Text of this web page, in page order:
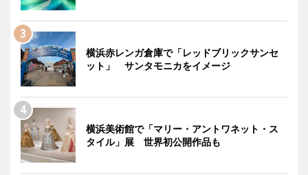
横浜赤レンガ倉庫で「レッドブリックサンセ
ット」 サンタモニカをイメージ
横浜美術館で「マリー・アントワネット・ス
タイル」展 世界初公開作品も